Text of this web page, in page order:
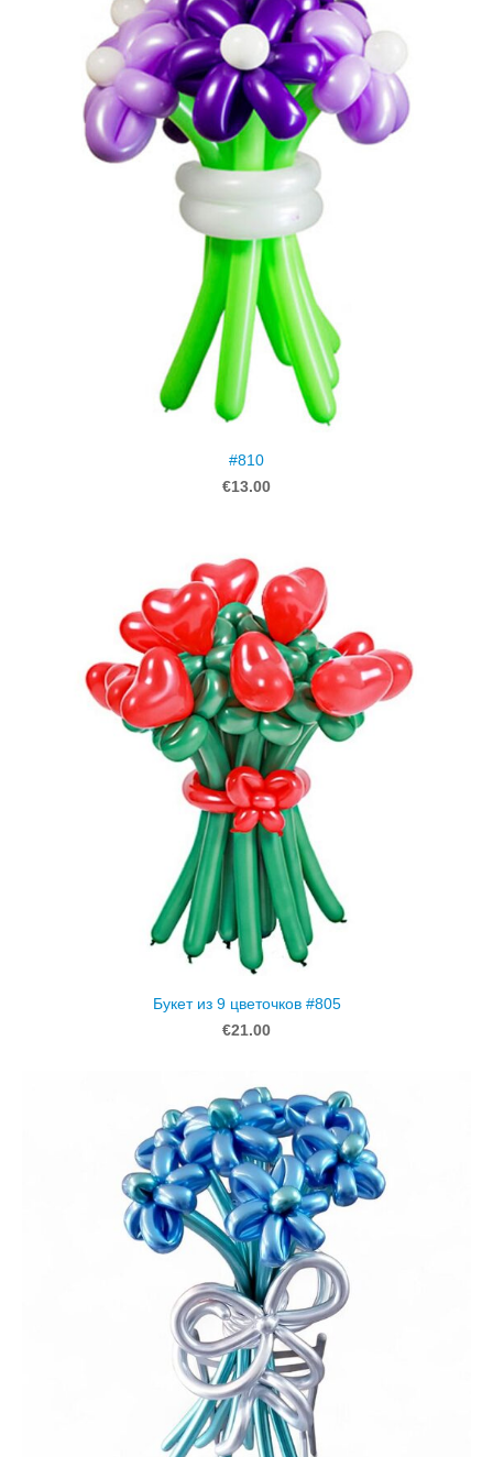
#810
€13.00
Букет из 9 цветочков #805
€21.00